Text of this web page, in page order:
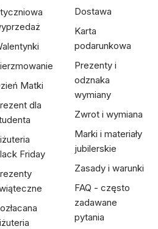
Matki
dla
Friday
Dostawa
Karta
podarunkowa
Prezenty i
odznaka
wymiany
Zwrot i wymiana
Marki i materiały
jubilerskie
Zasady i warunki
FAQ - często
zadawane
pytania